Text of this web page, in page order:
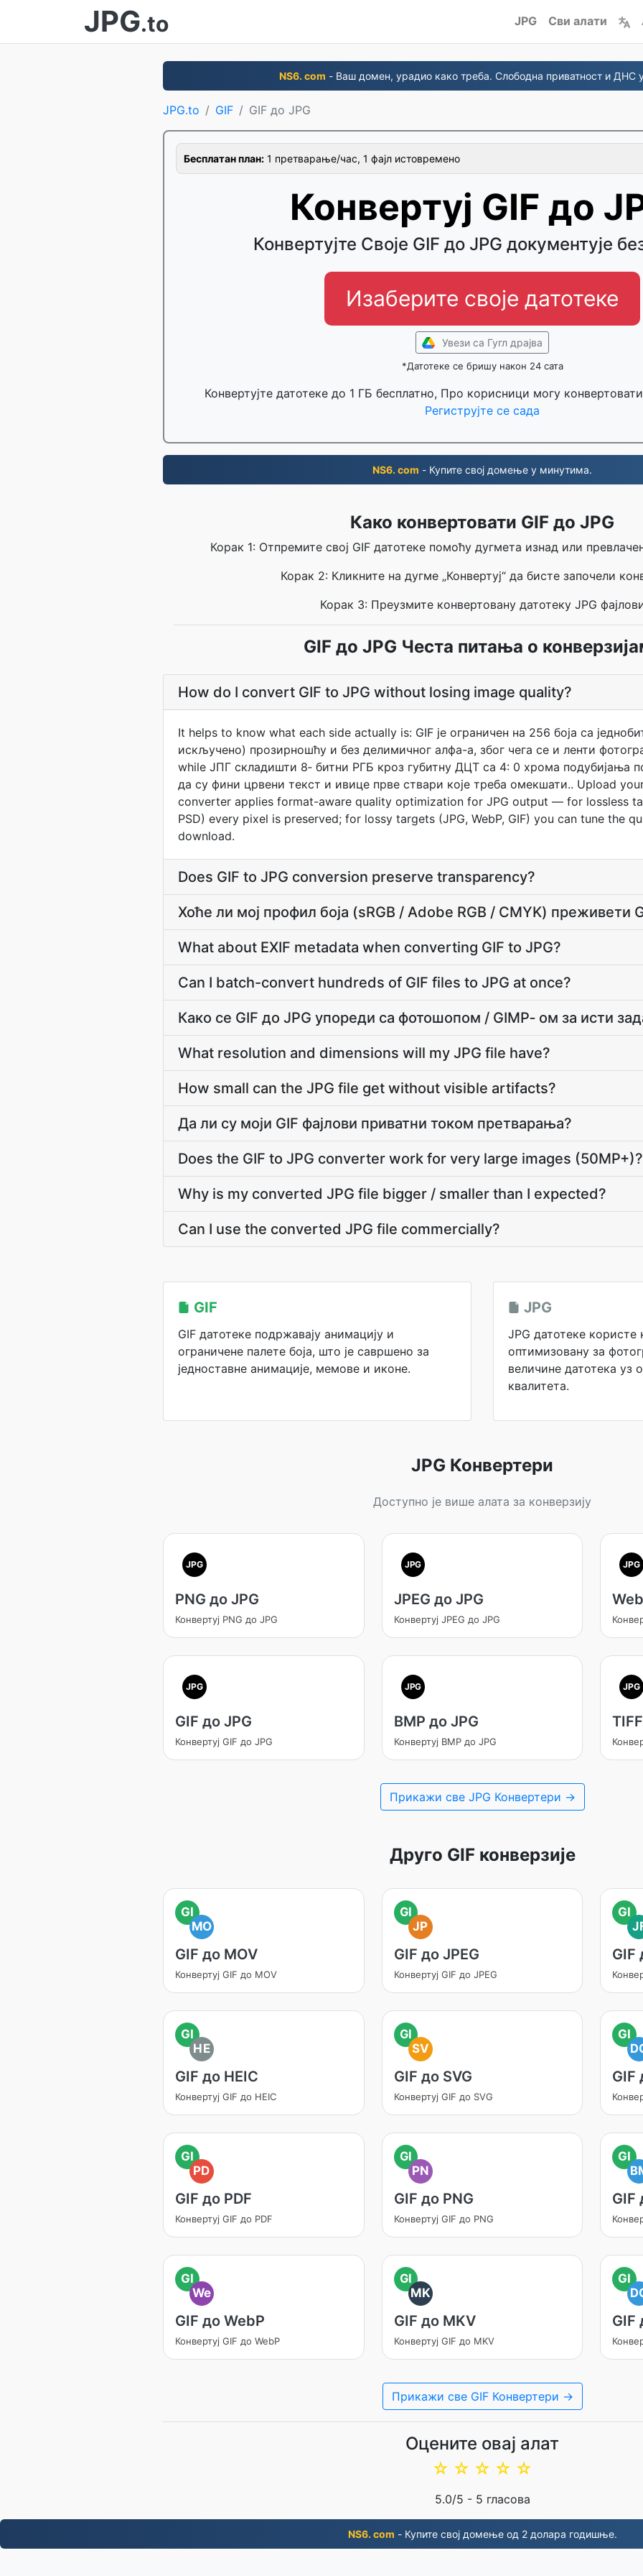
JPG.to JPG Сви алати
NS6. com - Ваш домен, урадио како треба. Слободна приватност и ДНС
JPG.to GIF GIF до JPG
Бесплатан план: 1 претварање/час, 1 фајл истовремено
Конвертуј GIF до
Конвертујте Своје GIF до JPG документује
Изаберите своје датотеке
Увези са Гугл драјва
*Датотеке се бришу након 24 сата
Конвертујте датотеке до 1 ГБ бесплатно, Про корисници могу
Региструјте се сада
NS6. com - Купите свој домење у минутима.
Како конвертовати GIF до JPG
Корак 1: Отпремите свој GIF датотеке помоћу дугмета изнад или
Корак 2: Кликните на дугме „Конвертуј“ да бисте започели
Корак 3: Преузмите конвертовану датотеку JPG
GIF до JPG Честа питања о
How do I convert GIF to JPG without losing image quality?
It helps to know what each side actually is: GIF је ограничен на 256 боја са
искључено) прозирношћу и без делимичног алфа-а, због чега се и ленти
while ЈПГ складишти 8‐ битни РГБ кроз губитну ДЦТ са 4: 0 хрома подубијања
да су фини црвени текст и ивице прве ствари које треба омекшати.. Upload
converter applies format-aware quality optimization for JPG output — for lossless
PSD) every pixel is preserved; for lossy targets (JPG, WebP, GIF) you can tune the
download.
Does GIF to JPG conversion preserve transparency?
Хоће ли мој профил боја (sRGB / Adobe RGB / CMYK) преживети
What about EXIF metadata when converting GIF to JPG?
Can I batch-convert hundreds of GIF files to JPG at once?
Како се GIF до JPG упореди са фотошопом / GIMP‐ ом за исти
What resolution and dimensions will my JPG file have?
How small can the JPG file get without visible artifacts?
Да ли су моји GIF фајлови приватни током претварања?
Does the GIF to JPG converter work for very large images (50MP+)?
Why is my converted JPG file bigger / smaller than I expected?
Can I use the converted JPG file commercially?
GIF
GIF датотеке подржавају анимацију и
ограничене палете боја, што је савршено за
једноставне анимације, мемове и иконе.
JPG
JPG датотеке користе
оптимизовану за
величине датотека уз
квалитета.
JPG Конвертери
Доступно је више алата за конверзију
JPG
PNG до JPG
Конвертуј PNG до JPG
JPG
JPEG до JPG
Конвертуј JPEG до JPG
JPG
JPG
GIF до JPG
Конвертуј GIF до JPG
JPG
BMP до JPG
Конвертуј BMP до JPG
JPG
Прикажи све JPG Конвертери →
Друго GIF конверзије
GI
MO
GIF до MOV
Конвертуј GIF до MOV
GI
JP
GIF до JPEG
Конвертуј GIF до JPEG
GI
GIF
GI
HE
GIF до HEIC
Конвертуј GIF до HEIC
GI
SV
GIF до SVG
Конвертуј GIF до SVG
GI
GIF
GI
PD
GIF до PDF
Конвертуј GIF до PDF
GI
PN
GIF до PNG
Конвертуј GIF до PNG
GI
GIF
GI
We
GIF до WebP
Конвертуј GIF до WebP
GI
MK
GIF до MKV
Конвертуј GIF до MKV
GI
GIF
Прикажи све GIF Конвертери →
Оцените овај алат
☆
☆
☆
☆
☆
5.0/5 - 5 гласова
NS6. com - Купите свој домење од 2 долара годишње.